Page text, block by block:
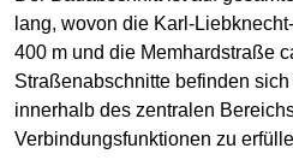
lang, wovon die Karl-
400 m und die Memhardstraße
Straßenabschnitte befinden
innerhalb des zentralen
Verbindungsfunktionen zu